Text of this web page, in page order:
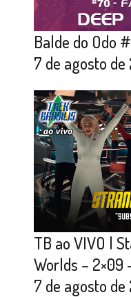
Balde do Odo
7 de agosto de
TB ao VIVO |
Worlds – 2×09
7 de agosto de